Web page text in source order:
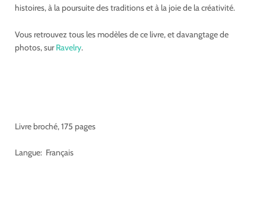
histoires, à la poursuite des traditions et à la joie de la créativité.
Vous retrouvez tous les modèles de ce livre, et davangtage de
photos, surRavelry.
Livre broché, 175 pages
Langue: Français